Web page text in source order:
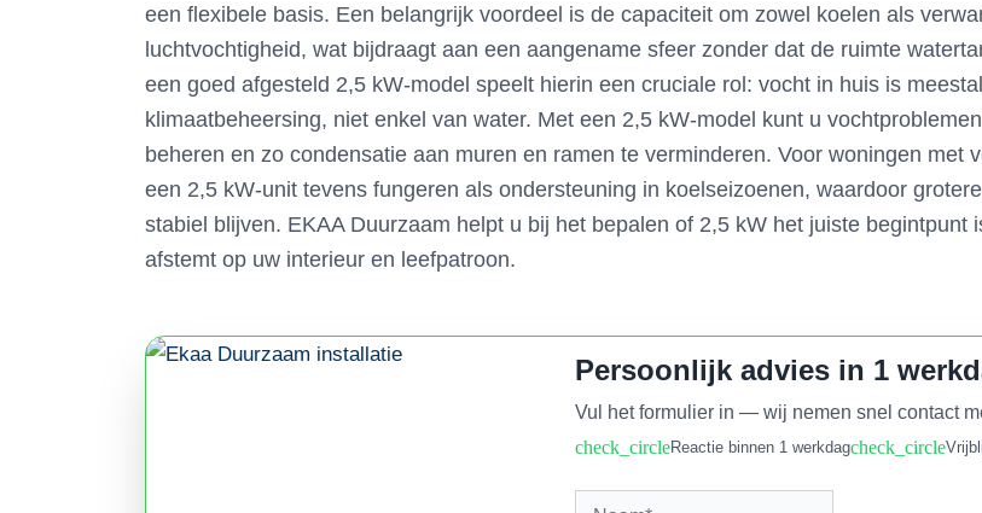
een flexibele basis. Een belangrijk voordeel is de capaciteit om zowel koelen als
luchtvochtigheid, wat bijdraagt aan een aangename sfeer zonder dat de ruimte
een goed afgesteld 2,5 kW-model speelt hierin een cruciale rol: vocht in huis is
klimaatbeheersing, niet enkel van water. Met een 2,5 kW-model kunt u
beheren en zo condensatie aan muren en ramen te verminderen. Voor woningen met
een 2,5 kW-unit tevens fungeren als ondersteuning in koelseizoenen, waardoor
stabiel blijven. EKAA Duurzaam helpt u bij het bepalen of 2,5 kW het juiste
afstemt op uw interieur en leefpatroon.
Persoonlijk advies in 1
Vul het formulier in — wij nemen snel contact
check_circleReactie binnen 1 werkdagcheck_circle